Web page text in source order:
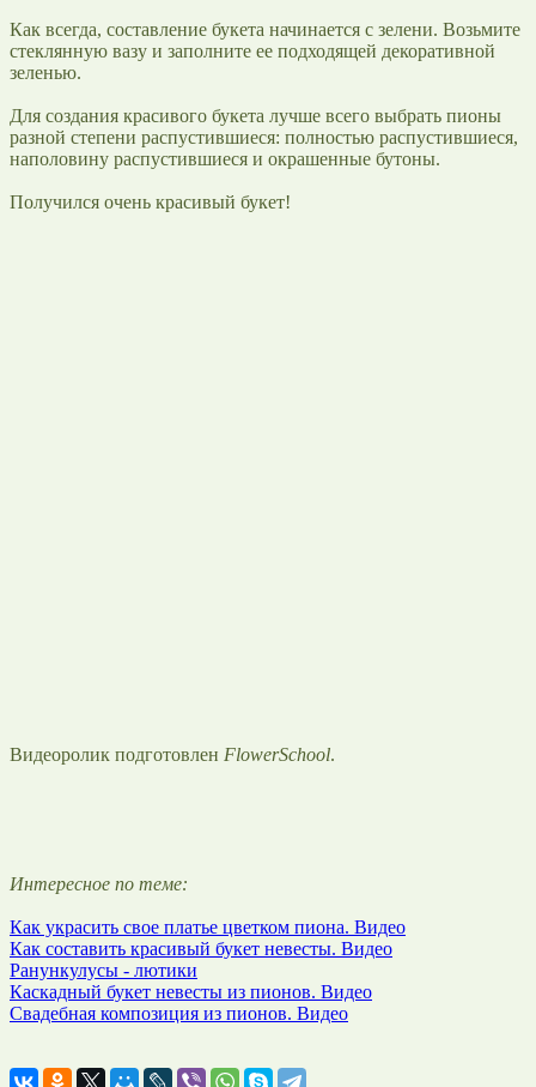
Как всегда, составление букета начинается с зелени. Возьмите
стеклянную вазу и заполните ее подходящей декоративной
зеленью.
Для создания красивого букета лучше всего выбрать пионы
разной степени распустившиеся: полностью распустившиеся,
наполовину распустившиеся и окрашенные бутоны.
Получился очень красивый букет!
Видеоролик подготовлен FlowerSchool.
Интересное по теме:
Как украсить свое платье цветком пиона. Видео
Как составить красивый букет невесты. Видео
Ранункулусы - лютики
Каскадный букет невесты из пионов. Видео
Свадебная композиция из пионов. Видео